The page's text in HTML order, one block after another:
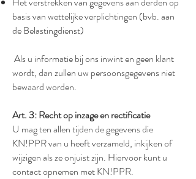
basis van wettelijke verplichtingen (bvb. aan
de Belastingdienst)
Als u informatie bij ons inwint en geen klant
wordt, dan zullen uw persoonsgegevens niet
bewaard worden.
Art. 3: Recht op inzage en rectificatie
U mag ten allen tijden de gegevens die
KN!PPR van u heeft verzameld, inkijken of
wijzigen als ze onjuist zijn. Hiervoor kunt u
contact opnemen met KN!PPR.